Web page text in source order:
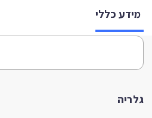
מידע כללי
גלריה